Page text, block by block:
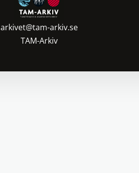
arkivet@tam-arkiv.se
TAM-Arkiv